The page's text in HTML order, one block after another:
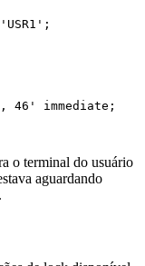
46' immediate;
o terminal do usuário
aguardando